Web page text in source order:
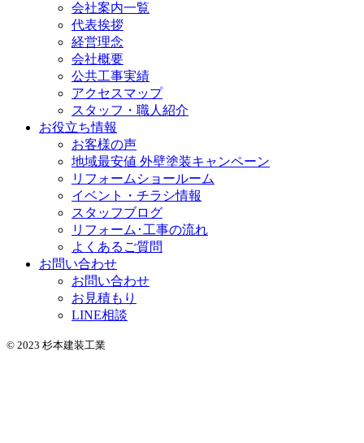
会社案内一覧
代表挨拶
経営理念
会社概要
公共工事実績
アクセスマップ
スタッフ・職人紹介
お役立ち情報
お客様の声
地域最安値 外壁塗装キャンペーン
リフォームショールーム
イベント・チラシ情報
スタッフブログ
リフォーム･工事の流れ
よくあるご質問
お問い合わせ
お問い合わせ
お見積もり
LINE相談
© 2023 杉本建装工業